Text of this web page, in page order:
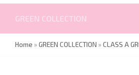
GREEN COLLECTION
Home »GREEN COLLECTION »CLASS A